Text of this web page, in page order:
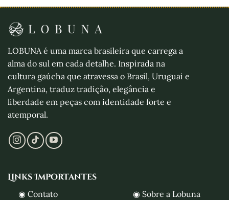
LOBUNA é uma marca brasileira que carrega a
alma do sul em cada detalhe. Inspirada na
cultura gaúcha que atravessa o Brasil, Uruguai e
Argentina, traduz tradição, elegância e
liberdade em peças com identidade forte e
atemporal.
Links Importantes
◉ Contato
◉ Sobre a Lobuna